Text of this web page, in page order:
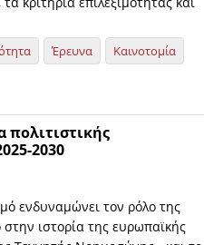
Έρευνα
Καινοτομία
2030
ενδυναμώνει τον ρόλο της
ιστορία της ευρωπαϊκής